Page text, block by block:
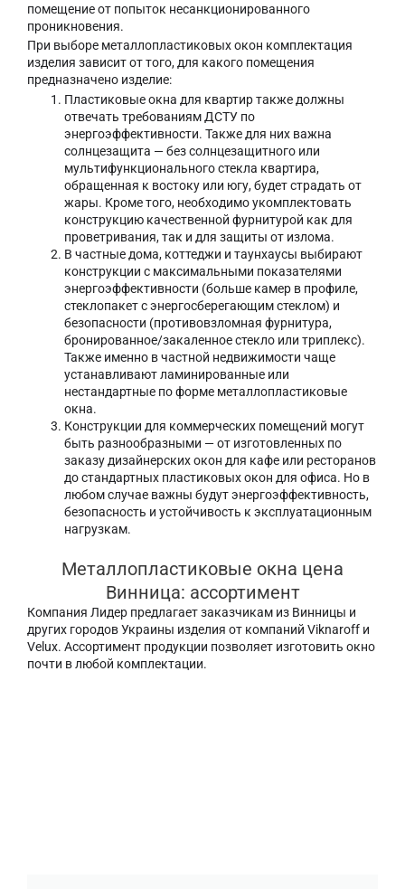
помещение от попыток несанкционированного
проникновения.
При выборе металлопластиковых окон комплектация
изделия зависит от того, для какого помещения
предназначено изделие:
Пластиковые окна для квартир также должны
отвечать требованиям ДСТУ по
энергоэффективности. Также для них важна
солнцезащита — без солнцезащитного или
мультифункционального стекла квартира,
обращенная к востоку или югу, будет страдать от
жары. Кроме того, необходимо укомплектовать
конструкцию качественной фурнитурой как для
проветривания, так и для защиты от излома.
В частные дома, коттеджи и таунхаусы выбирают
конструкции с максимальными показателями
энергоэффективности (больше камер в профиле,
стеклопакет с энергосберегающим стеклом) и
безопасности (противовзломная фурнитура,
бронированное/закаленное стекло или триплекс).
Также именно в частной недвижимости чаще
устанавливают ламинированные или
нестандартные по форме металлопластиковые
окна.
Конструкции для коммерческих помещений могут
быть разнообразными — от изготовленных по
заказу дизайнерских окон для кафе или ресторанов
до стандартных пластиковых окон для офиса. Но в
любом случае важны будут энергоэффективность,
безопасность и устойчивость к эксплуатационным
нагрузкам.
Металлопластиковые окна цена
Винница: ассортимент
Компания Лидер предлагает заказчикам из Винницы и
других городов Украины изделия от компаний Viknaroff и
Velux. Ассортимент продукции позволяет изготовить окно
почти в любой комплектации.